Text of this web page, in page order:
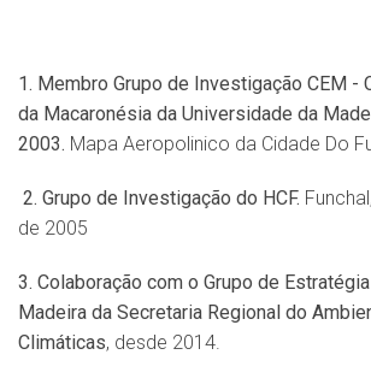
1. Membro Grupo de Investigação CEM -
da Macaronésia da Universidade da
2003. Mapa Aeropolinico da Cidade Do
2. Grupo de Investigação do HCF.
de 2005
3. Colaboração com o Grupo de Estraté
Madeira da Secretaria Regional do
Climáticas, desde 2014.